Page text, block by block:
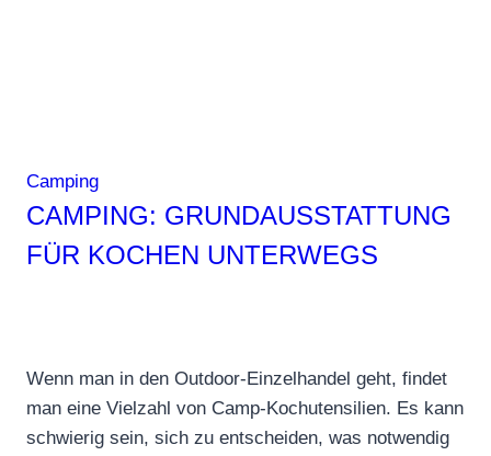
Camping
CAMPING: GRUNDAUSSTATTUNG
FÜR KOCHEN UNTERWEGS
Wenn man in den Outdoor-Einzelhandel geht, findet
man eine Vielzahl von Camp-Kochutensilien. Es kann
schwierig sein, sich zu entscheiden, was notwendig